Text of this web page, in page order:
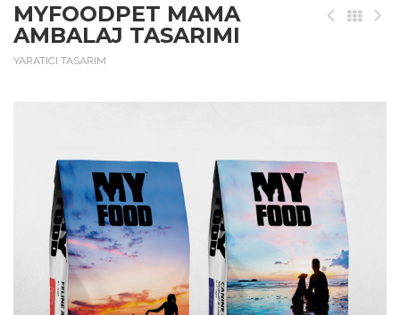
MYFOODPET MAMA
AMBALAJ TASARIMI
YARATICI TASARIM